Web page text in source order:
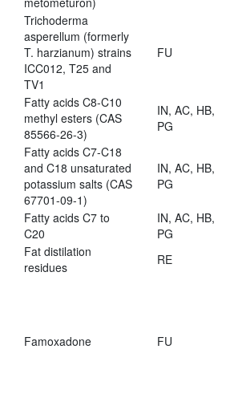
Trichoderma
asperellum (formerly
T. harzianum) strains
ICC012, T25 and
TV1
FU
Fatty acids C8-C10
methyl esters (CAS
85566-26-3)
IN, AC, HB,
PG
Fatty acids C7-C18
and C18 unsaturated
potassium salts (CAS
67701-09-1)
IN, AC, HB,
PG
Fatty acids C7 to
C20
IN, AC, HB,
PG
Fat distilation
residues
RE
Famoxadone FU